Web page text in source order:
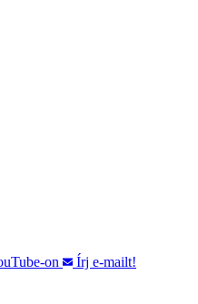
on
Írj e-mailt!